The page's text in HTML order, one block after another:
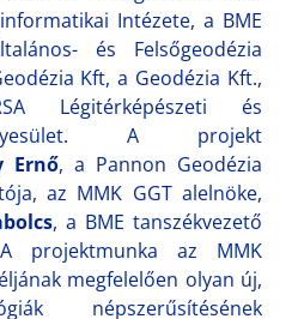
Intézete, a BME
és Felsőgeodézia
Kft, a Geodézia Kft.,
Légitérképészeti és
A projekt
Ernő, a Pannon Geodézia
az MMK GGT alelnöke,
, a BME tanszékvezető
projektmunka az MMK
megfelelően olyan új,
népszerűsítésének